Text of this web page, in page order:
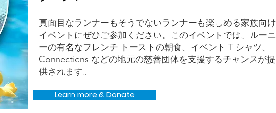
真面目なランナーもそうでないランナーも楽しめる家族向け
イベントにぜひご参加ください。このイベントでは、ルーニ
ーの有名なフレンチ トーストの朝食、イベント T シャツ、
Connections などの地元の慈善団体を支援するチャンスが提
供されます。
Learn more & Donate